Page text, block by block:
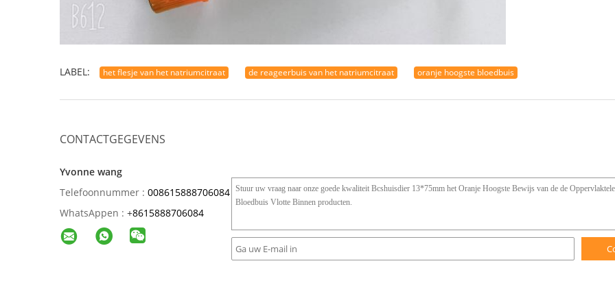
LABEL: het flesje van het natriumcitraat de reageerbuis van het natriumcitraat oranje hoogste bloedbuis
CONTACTGEGEVENS
Yvonne wang
Telefoonnummer : 008615888706084
WhatsAppen : +8615888706084